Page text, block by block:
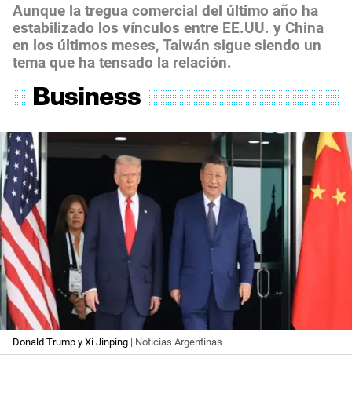
Aunque la tregua comercial del último año ha
estabilizado los vínculos entre EE.UU. y China
en los últimos meses, Taiwán sigue siendo un
tema que ha tensado la relación.
Donald Trump y Xi Jinping | Noticias Argentinas